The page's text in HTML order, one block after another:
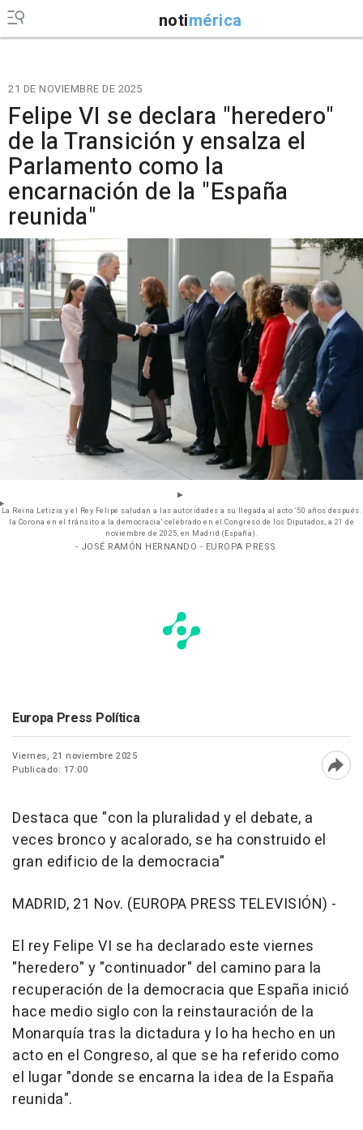
notimérica
21 DE NOVIEMBRE DE 2025
Felipe VI se declara "heredero"
de la Transición y ensalza el
Parlamento como la
encarnación de la "España
reunida"
La Reina Letizia y el Rey Felipe saludan a las autoridades a su llegada al acto ‘50 años después:
la Corona en el tránsito a la democracia’ celebrado en el Congreso de los Diputados, a 21 de
noviembre de 2025, en Madrid (España).
- JOSÉ RAMÓN HERNANDO - EUROPA PRESS
Europa Press Política
Viernes, 21 noviembre 2025
Publicado: 17:00
Destaca que "con la pluralidad y el debate, a
veces bronco y acalorado, se ha construido el
gran edificio de la democracia"
MADRID, 21 Nov. (EUROPA PRESS TELEVISIÓN) -
El rey Felipe VI se ha declarado este viernes
"heredero" y "continuador" del camino para la
recuperación de la democracia que España inició
hace medio siglo con la reinstauración de la
Monarquía tras la dictadura y lo ha hecho en un
acto en el Congreso, al que se ha referido como
el lugar "donde se encarna la idea de la España
reunida".